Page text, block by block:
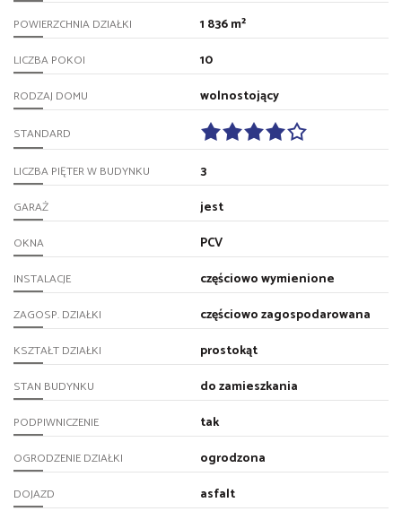
POWIERZCHNIA DZIAŁKI 1 836 m²
LICZBA POKOI 10
RODZAJ DOMU wolnostojący
STANDARD
LICZBA PIĘTER W BUDYNKU 3
GARAŻ jest
OKNA PCV
INSTALACJE częściowo wymienione
ZAGOSP. DZIAŁKI częściowo zagospodarowana
KSZTAŁT DZIAŁKI prostokąt
STAN BUDYNKU do zamieszkania
PODPIWNICZENIE tak
OGRODZENIE DZIAŁKI ogrodzona
DOJAZD asfalt